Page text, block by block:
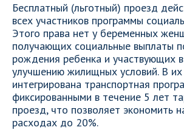
Бесплатный (льготный) проезд
всех участников программы
Этого права нет у беременных
получающих социальные выплаты
рождения ребенка и участвующих
улучшению жилищных условий. В
интегрирована транспортная
фиксированными в течение 5 лет
проезд, что позволяет экономить
расходах до 20%.